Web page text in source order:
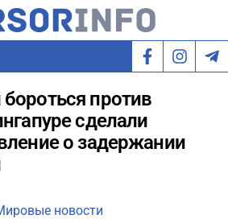
против
сделали
о задержании
новости